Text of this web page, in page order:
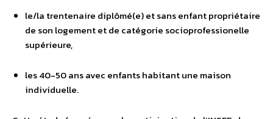
le/la trentenaire diplômé(e) et sans enfant propriétaire
de son logement et de catégorie socioprofessionelle
supérieure,
les 40-50 ans avec enfants habitant une maison
individuelle.